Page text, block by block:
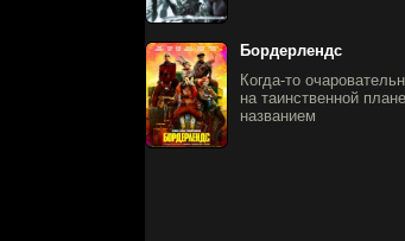
Бордерлендс
Когда-то
на таинственной
названием